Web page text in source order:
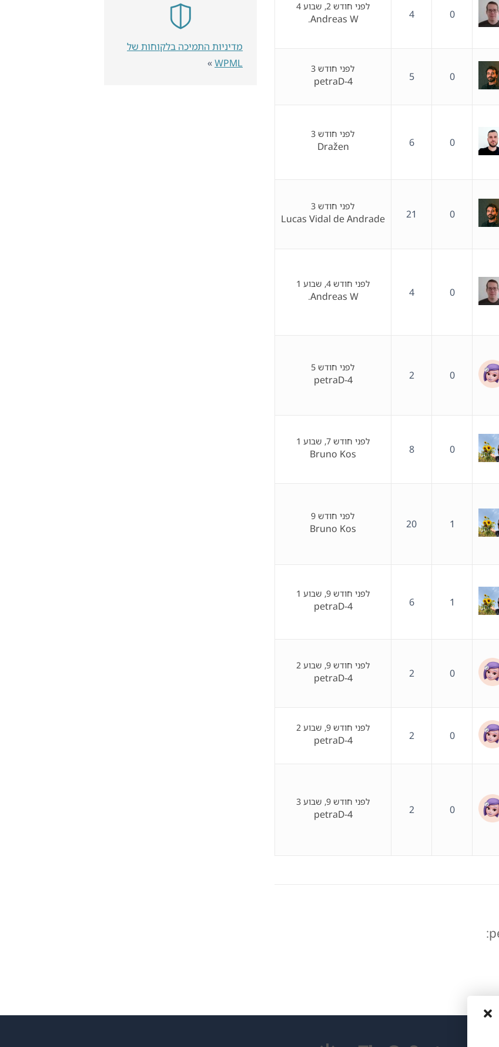
0
4
לפני חודש 2, שבוע 4
Andreas W.
0
5
לפני חודש 3
petraD-4
0
6
לפני חודש 3
Dražen
0
21
לפני חודש 3
Lucas Vidal de Andrade
0
4
לפני חודש 4, שבוע 1
Andreas W.
0
2
לפני חודש 5
petraD-4
0
8
לפני חודש 7, שבוע 1
Bruno Kos
1
20
לפני חודש 9
Bruno Kos
1
6
לפני חודש 9, שבוע 1
petraD-4
0
2
לפני חודש 9, שבוע 2
petraD-4
0
2
לפני חודש 9, שבוע 2
petraD-4
0
2
לפני חודש 9, שבוע 3
petraD-4
מדיניות התמיכה בלקוחות של
WPML
»